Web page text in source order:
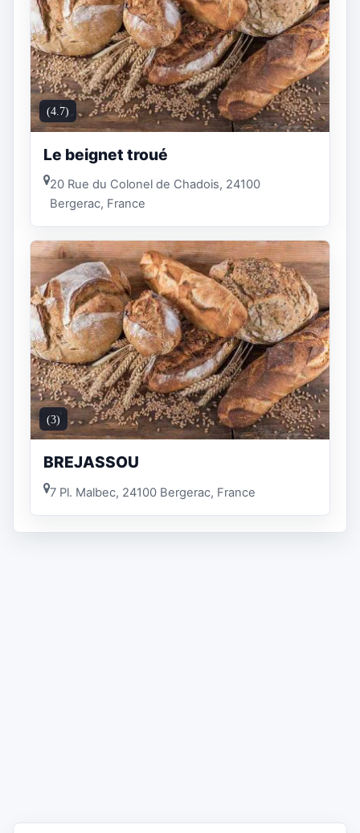
(4.7)
Le beignet troué
20 Rue du Colonel de Chadois, 24100
Bergerac, France
(3)
BREJASSOU
7 Pl. Malbec, 24100 Bergerac, France